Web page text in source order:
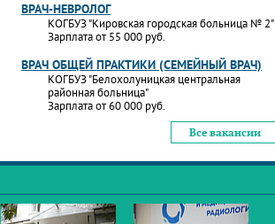
ВРАЧ-НЕВРОЛОГ
КОГБУЗ "Кировская городская больница № 2"
Зарплата от 55 000 руб.
ВРАЧ ОБЩЕЙ ПРАКТИКИ (СЕМЕЙНЫЙ ВРАЧ)
КОГБУЗ "Белохолуницкая центральная
районная больница"
Зарплата от 60 000 руб.
Все вакансии